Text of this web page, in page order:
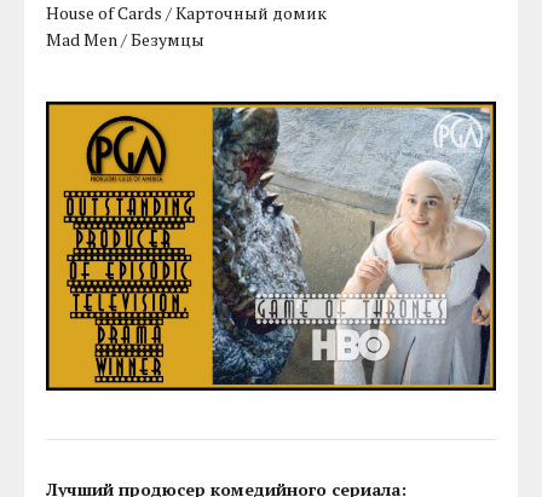
House of Cards / Карточный домик
Mad Men / Безумцы
Лучший продюсер комедийного сериала: